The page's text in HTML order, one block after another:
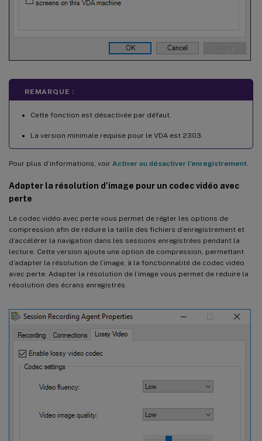
REMARQUE :
Cette fonction est désactivée par défaut.
La version minimale requise pour le VDA est 2303.
Pour plus d’informations, voir Activer ou désactiver l’enregistrement
Adapter la résolution d’image pour un codec vidéo avec
perte
Le codec vidéo avec perte vous permet de régler les options de
compression afin de réduire la taille des fichiers d’enregistrement et
d’accélérer la navigation dans les sessions enregistrées pendant la
lecture. Cette version ajoute une option de compression, permettant
d’adapter la résolution de l’image, à la fonctionnalité de codec vidéo
avec perte. Adapter la résolution de l’image vous permet de réduire la
résolution des écrans enregistrés.